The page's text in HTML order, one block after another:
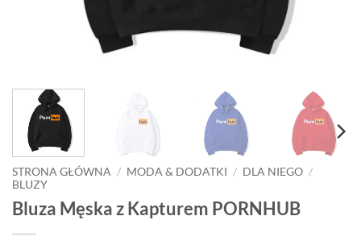
STRONA GŁÓWNA / MODA & DODATKI / DLA NIEGO /
BLUZY
Bluza Męska z Kapturem PORNHUB